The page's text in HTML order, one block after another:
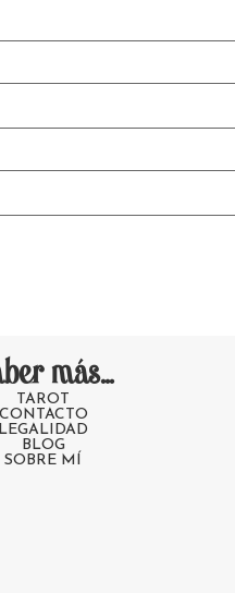
más...
TAROT
CONTACTO
LEGALIDAD
BLOG
SOBRE MÍ